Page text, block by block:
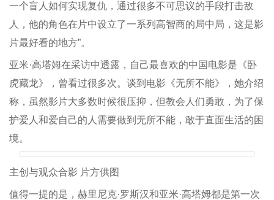
一个盲人如何实现复仇，通过很多不可思议的手段打击敌
人，他的角色在片中设立了一系列高智商的局中局，这是影
片最好看的地方”。
亚米·高塔姆在采访中透露，自己最喜欢的中国电影是《卧
虎藏龙》，曾看过很多次。谈到电影《无所不能》，她介绍
称，虽然影片大多数时候很压抑，但教会人们勇敢，为了保
护爱人和爱自己的人需要做到无所不能，敢于直面生活的困
境。
主创与观众合影 片方供图
值得一提的是，赫里尼克·罗斯汉和亚米·高塔姆都是第一次